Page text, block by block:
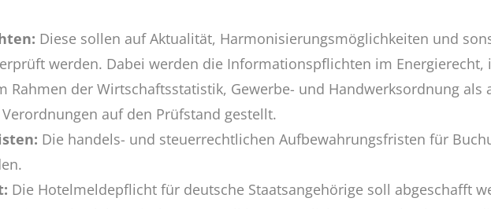
Diese sollen auf Aktualität, Harmonisierungsmöglichkeiten und
werden. Dabei werden die Informationspflichten im
Rahmen der Wirtschaftsstatistik, Gewerbe- und Handwerksordnung als
auf den Prüfstand gestellt.
Die handels- und steuerrechtlichen Aufbewahrungsfristen für
Die Hotelmeldepflicht für deutsche Staatsangehörige soll abgeschafft